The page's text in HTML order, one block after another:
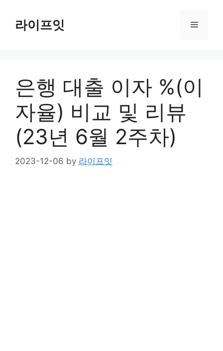
content라이프잇 Menu
은행 대출 이자 %(이
자율) 비교 및 리뷰
(23년 6월 2주차)
2023-12-06 by 라이프잇